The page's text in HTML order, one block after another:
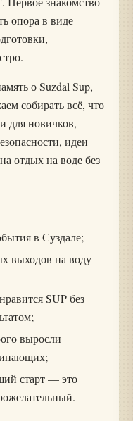
опора в виде
о Suzdal Sup,
собирать всё, что
для новичков,
идеи
отдых на воде без
в Суздале;
выходов на воду
SUP без
выросли
старт — это